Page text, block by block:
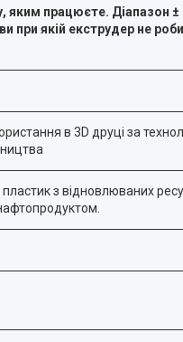
, яким працюєте. Діапазон
при якій екструдер не
в 3D друці за
з відновлюваних